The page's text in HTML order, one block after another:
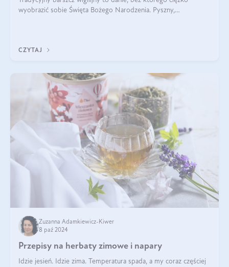
wyobrazić sobie Święta Bożego Narodzenia. Pyszny,
CZYTAJ
Zuzanna Adamkiewicz-Kiwer
8 paź 2024
Przepisy na herbaty zimowe i napary
Idzie jesień. Idzie zima. Temperatura spada, a my coraz częściej